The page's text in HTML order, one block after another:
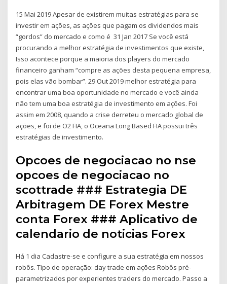
15 Mai 2019 Apesar de existirem muitas estratégias para se
investir em ações, as ações que pagam os dividendos mais
“gordos” do mercado e como é 31 Jan 2017 Se você está
procurando a melhor estratégia de investimentos que existe,
Isso acontece porque a maioria dos players do mercado
financeiro ganham “compre as ações desta pequena empresa,
pois elas vão bombar”. 29 Out 2019 melhor estratégia para
encontrar uma boa oportunidade no mercado e você ainda
não tem uma boa estratégia de investimento em ações. Foi
assim em 2008, quando a crise derreteu o mercado global de
ações, e foi de O2 FIA, o Oceana Long Based FIA possui três
estratégias de investimento.
Opcoes de negociacao no nse
opcoes de negociacao no
scottrade ### Estrategia DE
Arbitragem DE Forex Mestre
conta Forex ### Aplicativo de
calendario de noticias Forex
Há 1 dia Cadastre-se e configure a sua estratégia em nossos
robôs. Tipo de operação: day trade em ações Robôs pré-
parametrizados por experientes traders do mercado. Passo a